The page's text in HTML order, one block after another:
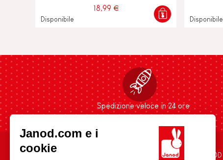
Janod.com e i
cookie
18,99 €
Disponibile Disponibile
Spedizione veloce in 24 ore
L'UNIVERSO JANOD